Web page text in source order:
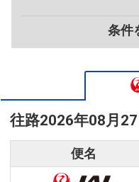
条件
往路2026年08月27
便名